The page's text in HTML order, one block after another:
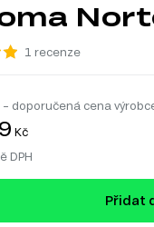
1 recenze
– doporučená cena
Kč
DPH
Přidat